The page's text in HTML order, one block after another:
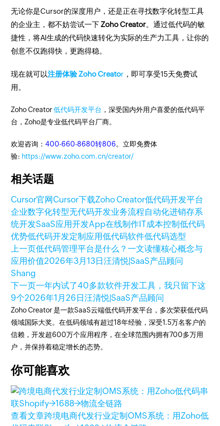
无论你是Cursor的深度用户，还是正在寻找数字化转型工具
的企业主，都不妨尝试一下Zoho Creator。通过低代码的敏
捷性，将AI生成的代码快速转化为实际的生产力工具，让你的
创意不仅跑得快，更跑得稳。
现在就可以注册体验 Zoho Creator ，即可享受15天免费试
用。
Zoho Creator低代码开发平台 ，深受国内外用户喜爱的低代码平
台，Zoho是专业低代码平台厂商。
欢迎咨询：400-660-8680转806。立即免费体
验: https://www.zoho.com.cn/creator/
相关话题
Cursor官网 Cursor下载Zoho Creator低代码开发平台
企业数字化转型无代码开发业务流程自动化进销存系
统开发SaaS应用开发App在线制作 IT成本控制低代码
优势低代码开发定制应用低代码软件低代码选型
上一页低代码管理平台是什么？一文读懂核心概念与
应用价值2026年3月13日汪清悦|SaaS产品顾问
Shang
下一页一年内试了40多款软件开发工具，我只留下这
9个2026年1月26日汪清悦|SaaS产品顾问
Zoho Creator 是一款SaaS云端低代码开发平台，多次荣获低代码
领域国际大奖。在低码领域有超过18年经验，深受1.5万名客户的
信赖，开发超600万个应用程序，在全球范围内拥有700多万用
户，并保持着稳定增长的态势。
你可能喜欢
查看文章跨境电商代发行业定制OMS系统：用Zoho低